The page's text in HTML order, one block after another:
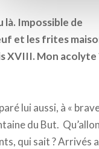
là. Impossible de
et les frites
XVIII. Mon acolyte
lui aussi, à «
du But.
qui sait ? Arrivés